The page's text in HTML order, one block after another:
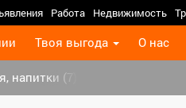
Работа Недвижимость
Твоя выгода О нас
напитки (7)